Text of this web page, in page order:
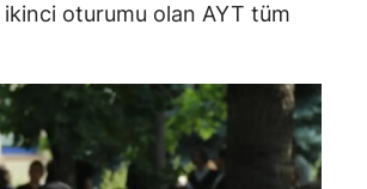
ikinci oturumu olan AYT tüm